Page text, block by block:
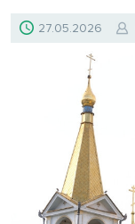
27.05.2026